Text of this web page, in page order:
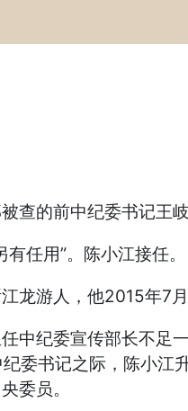
查的前中纪委书记王
任用”。陈小江接任。
龙游人，他2015年7
中纪委宣传部长不
委书记之际，陈小
委员。